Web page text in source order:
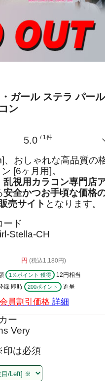
ガール ステラ パール
ン
/ 1件
5.0
、おしゃれな高品質の
[6ヶ月用]。
視用カラコン専門店
安全かつお手頃な価格
売サイト となります。
ード
Stella-CH
円 (税込1,180円)
1％ポイント 獲得 12円相当
録 即時 200ポイント 進呈
会員割引価格 詳細
ー
Very
は必須